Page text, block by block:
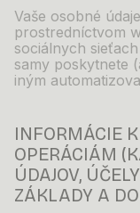
Vaše osobné
prostredníctvom
sociálnych
samy poskytnete
iným
INFORMÁCIE K
OPERÁCIÁM
ÚDAJOV,
ZÁKLADY A